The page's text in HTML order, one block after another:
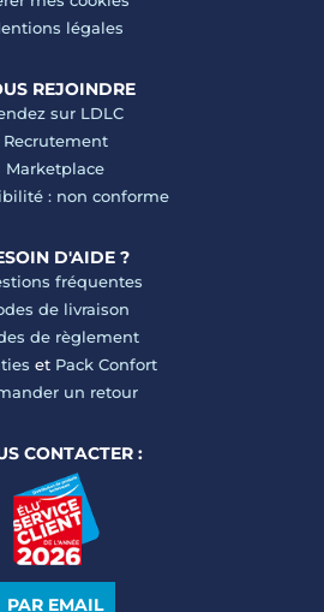
légales
REJOINDRE
sur LDLC
Recrutement
Marketplace
: non conforme
D'AIDE ?
fréquentes
de livraison
de règlement
et Pack Confort
un retour
CONTACTER :
PAR EMAIL